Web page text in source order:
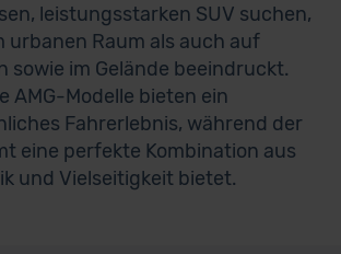
leistungsstarken SUV suchen,
urbanen Raum als auch auf
sowie im Gelände beeindruckt.
AMG-Modelle bieten ein
Fahrerlebnis, während der
eine perfekte Kombination aus
und Vielseitigkeit bietet.